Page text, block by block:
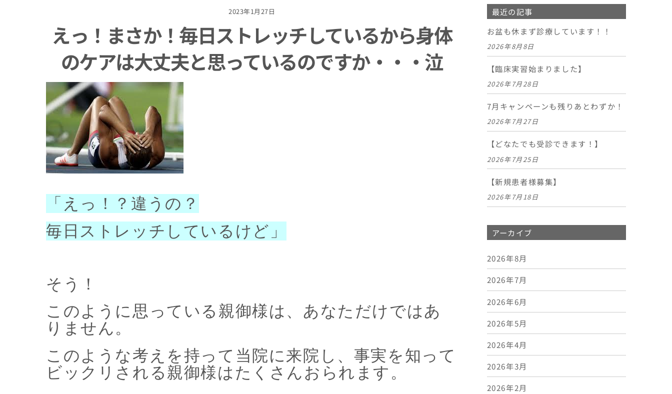
2023年1月27日
えっ！まさか！毎日ストレッチしているから身体
のケアは大丈夫と思っているのですか・・・泣
「えっ！？違うの？
毎日ストレッチしているけど」
そう！
このように思っている親御様は、あなただけではあ
りません。
このような考えを持って当院に来院し、事実を知って
ビックリされる親御様はたくさんおられます。
最近の記事
お盆も休まず診療しています！！
2026年8月8日
【臨床実習始まりました】
2026年7月28日
7月キャンペーンも残りあとわずか！
2026年7月27日
【どなたでも受診できます！】
2026年7月25日
【新規患者様募集】
2026年7月18日
アーカイブ
2026年8月
2026年7月
2026年6月
2026年5月
2026年4月
2026年3月
2026年2月